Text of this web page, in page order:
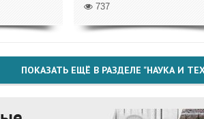
737
ПОКАЗАТЬ ЕЩЁ В РАЗДЕЛЕ "НАУКА И